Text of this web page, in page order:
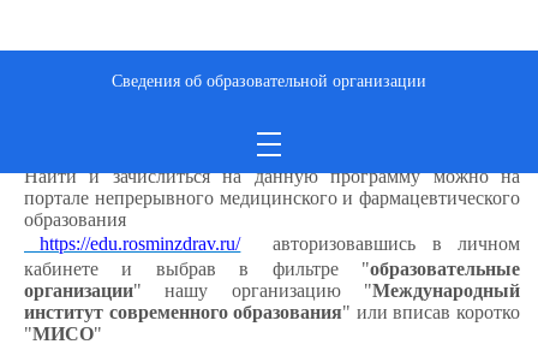
организации (72ч)
Описание образовательной программы
Найти и зачислиться на данную программу можно на
портале непрерывного медицинского и фармацевтического
образования
https://edu.rosminzdrav.ru/авторизовавшись в личном
кабинете и выбрав в фильтре "образовательные
организации" нашу организацию "Международный
институт современного образования" или вписав коротко
"МИСО"
Сведения об образовательной организации